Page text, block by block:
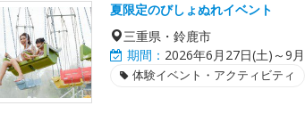
夏限定のびしょぬれイベント
三重県・鈴鹿市
期間： 2026年6月27日(土)～9
体験イベント・アクティビティ